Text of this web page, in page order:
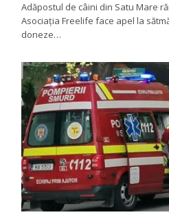
Adăpostul de câini din Satu Mare
Asociația Freelife face apel la
doneze…